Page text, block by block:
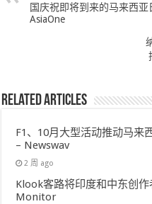
国庆祝即将到来的马来西亚
AsiaOne
Related Articles
F1、10月大型活动推动马来
– Newswav
2 周 ago
Klook客路将印度和中东创
Monitor